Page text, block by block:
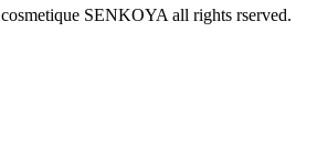
cosmetique SENKOYA all rights rserved.